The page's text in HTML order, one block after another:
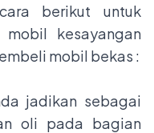
berikut untuk
kesayangan
mobil bekas :
jadikan sebagai
oli pada bagian